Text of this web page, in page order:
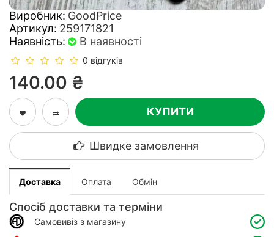
Виробник: GoodPrice
Артикул: 259171821
Наявність:
В наявності
0 відгуків
140.00 ₴
КУПИТИ
Швидке замовлення
Доставка Оплата Обмін
Спосіб доставки та терміни
Самовивіз з магазину